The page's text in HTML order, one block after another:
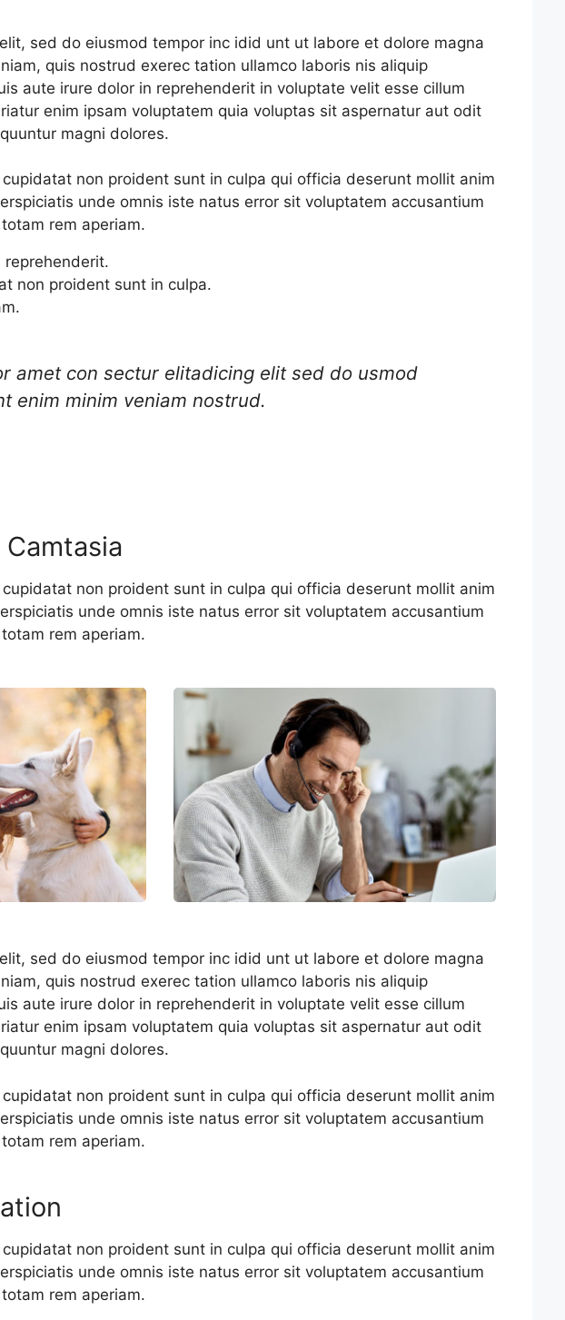
sed do eiusmod tempor inc idid unt ut labore et dolore magna
quis nostrud exerec tation ullamco laboris nis aliquip
aute irure dolor in reprehenderit in voluptate velit esse cillum
enim ipsam voluptatem quia voluptas sit aspernatur aut odit
magni dolores.
non proident sunt in culpa qui officia deserunt mollit anim
unde omnis iste natus error sit voluptatem accusantium
rem aperiam.
reprehenderit.
non proident sunt in culpa.
amet con sectur elitadicing elit sed do usmod
enim minim veniam nostrud.
non proident sunt in culpa qui officia deserunt mollit anim
unde omnis iste natus error sit voluptatem accusantium
rem aperiam.
sed do eiusmod tempor inc idid unt ut labore et dolore magna
quis nostrud exerec tation ullamco laboris nis aliquip
aute irure dolor in reprehenderit in voluptate velit esse cillum
enim ipsam voluptatem quia voluptas sit aspernatur aut odit
magni dolores.
non proident sunt in culpa qui officia deserunt mollit anim
unde omnis iste natus error sit voluptatem accusantium
rem aperiam.
non proident sunt in culpa qui officia deserunt mollit anim
unde omnis iste natus error sit voluptatem accusantium
rem aperiam.